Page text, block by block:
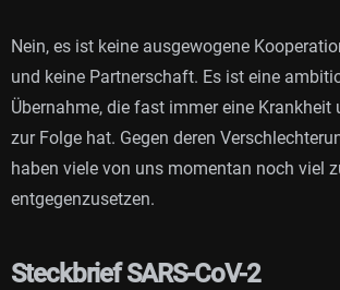
Nein, es ist keine ausgewogene
und keine Partnerschaft. Es ist eine
Übernahme, die fast immer eine Krankheit
zur Folge hat. Gegen deren
haben viele von uns momentan noch viel
entgegenzusetzen.
Steckbrief SARS-CoV-2